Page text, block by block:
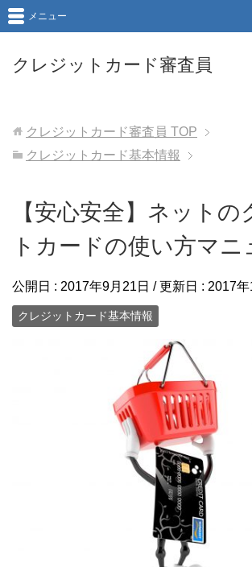
クレジットカード審査員
メニュー
クレジットカード審査員 TOP
クレジットカード基本情報
【安心安全】ネットの
トカードの使い方マニ
公開日 : 2017年9月21日 / 更新日 : 2017年
クレジットカード基本情報